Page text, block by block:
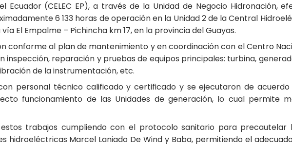
Ecuador (CELEC EP), a través de la Unidad de Negocio Hidronación,
6 133 horas de operación en la Unidad 2 de la Central
El Empalme – Pichincha km 17, en la provincia del Guayas.
conforme al plan de mantenimiento y en coordinación con el Centro
inspección, reparación y pruebas de equipos principales: turbina,
de la instrumentación, etc.
personal técnico calificado y certificado y se ejecutaron de
funcionamiento de las Unidades de generación, lo cual permite
trabajos cumpliendo con el protocolo sanitario para
hidroeléctricas Marcel Laniado De Wind y Baba, permitiendo el